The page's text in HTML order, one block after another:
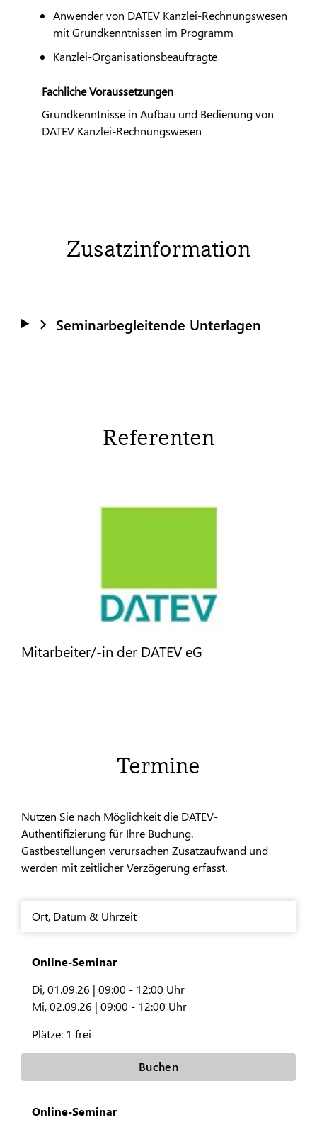
Anwender von DATEVKanzlei-Rechnungswesen
mit Grundkenntnissen im Programm
Kanzlei-Organisationsbeauftragte
Fachliche Voraussetzungen
Grundkenntnisse in Aufbau und Bedienung von
DATEVKanzlei-Rechnungswesen
Zusatzinformation
Seminarbegleitende Unterlagen
Referenten
Mitarbeiter/-in der DATEV eG
Termine
Nutzen Sie nach Möglichkeit die DATEV-
Authentifizierung für Ihre Buchung.
Gastbestellungen verursachen Zusatzaufwand und
werden mit zeitlicher Verzögerung erfasst.
Ort, Datum & Uhrzeit
Online-Seminar
Di, 01.09.26 | 09:00 - 12:00 Uhr
Mi, 02.09.26 | 09:00 - 12:00 Uhr
Plätze: 1 frei
Buchen
Online-Seminar